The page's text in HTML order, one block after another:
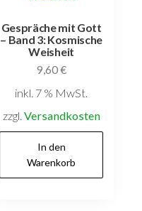
Gespräche mit Gott
– Band 3: Kosmische
Weisheit
9,60€
inkl. 7 % MwSt.
zzgl. Versandkosten
In den
Warenkorb